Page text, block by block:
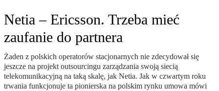
Netia – Ericsson. Trzeba mieć
zaufanie do partnera
Żaden z polskich operatorów stacjonarnych nie zdecydował się
jeszcze na projekt outsourcingu zarządzania swoją siecią
telekomunikacyjną na taką skalę, jak Netia. Jak w czwartym roku
trwania funkcjonuje ta pionierska na polskim rynku umowa mówi